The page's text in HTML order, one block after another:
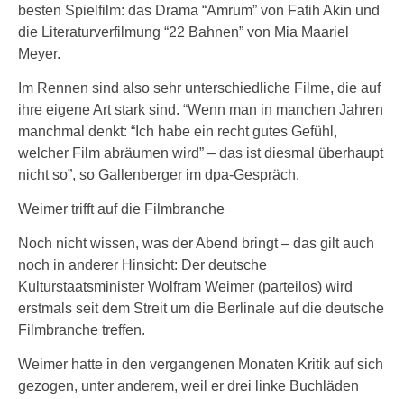
besten Spielfilm: das Drama “Amrum” von Fatih Akin und
die Literaturverfilmung “22 Bahnen” von Mia Maariel
Meyer.
Im Rennen sind also sehr unterschiedliche Filme, die auf
ihre eigene Art stark sind. “Wenn man in manchen Jahren
manchmal denkt: “Ich habe ein recht gutes Gefühl,
welcher Film abräumen wird” – das ist diesmal überhaupt
nicht so”, so Gallenberger im dpa-Gespräch.
Weimer trifft auf die Filmbranche
Noch nicht wissen, was der Abend bringt – das gilt auch
noch in anderer Hinsicht: Der deutsche
Kulturstaatsminister Wolfram Weimer (parteilos) wird
erstmals seit dem Streit um die Berlinale auf die deutsche
Filmbranche treffen.
Weimer hatte in den vergangenen Monaten Kritik auf sich
gezogen, unter anderem, weil er drei linke Buchläden